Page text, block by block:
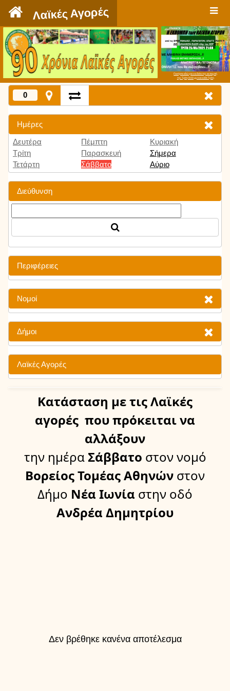
Λαϊκές Αγορές
Πατήστε εδώ για να δείτε την εκπομπή
την Τρίτη 9:00 μμ και κάθε Τρίτη
0
Ημέρες
Δευτέρα
Τρίτη
Τετάρτη
Πέμπτη
Παρασκευή
Σάββατο
Κυριακή
Σήμερα
Αύριο
Διεύθυνση
Περιφέρειες
Νομοί
Δήμοι
Λαϊκές Αγορές
Κατάσταση με τις Λαϊκές
αγορές που πρόκειται να
αλλάξουν
την ημέραΣάββατο στον νομό
Βορείος Τομέας Αθηνών στον
Δήμο Νέα Ιωνία στην οδό
Ανδρέα Δημητρίου
Δεν βρέθηκε κανένα αποτέλεσμα